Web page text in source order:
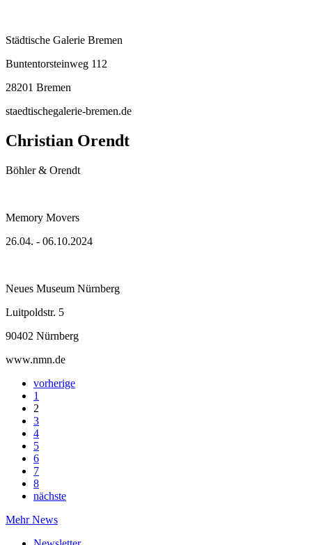
Städtische Galerie Bremen
Buntentorsteinweg 112
28201 Bremen
staedtischegalerie-bremen.de
Christian Orendt
Böhler & Orendt
Memory Movers
26.04. - 06.10.2024
Neues Museum Nürnberg
Luitpoldstr. 5
90402 Nürnberg
www.nmn.de
vorherige
1
2
3
4
5
6
7
8
nächste
Mehr News